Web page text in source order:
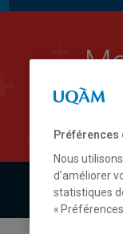
Préférences
Nous
d’améliorer
statistiques
« Préférences